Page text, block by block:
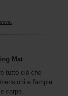
Mat
tutto ciò che
e l'ampia
carpe.